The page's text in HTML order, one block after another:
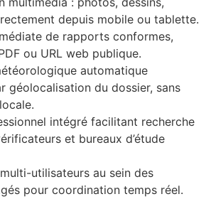
depuis mobile ou tablette.
de rapports conformes,
ou URL web publique.
automatique
géolocalisation du dossier, sans
intégré facilitant recherche
et bureaux d’étude
utilisateurs au sein des
pour coordination temps réel.